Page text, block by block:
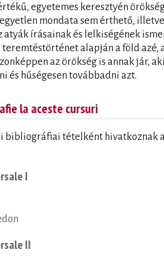
egyetemes keresztyén
mondata sem érthető, illetve
atyák írásainak és lelkiségének
alapján a föld azé,
az örökség is annak jár,
és hűségesen továbbadni azt.
la aceste cursuri
bibliográfiai tételként hivatkoznak
I
II